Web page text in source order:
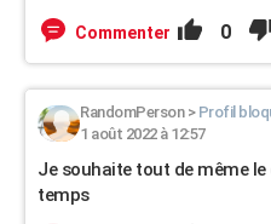
Commenter 0
RandomPerson> Profil
1 août 2022 à 12:57
Je souhaite tout de même
temps